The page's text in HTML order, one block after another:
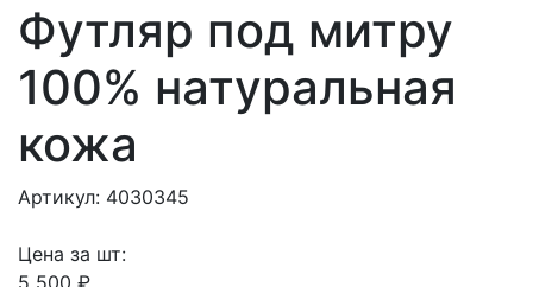
Футляр под митру
100% натуральная
кожа
Артикул: 4030345
Цена за шт:
5 500 ₽